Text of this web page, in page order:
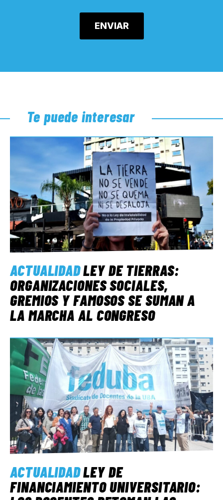
Te puede interesar
ACTUALIDADLEY DE TIERRAS:
ORGANIZACIONES SOCIALES,
GREMIOS Y FAMOSOS SE SUMAN A
LA MARCHA AL CONGRESO
ACTUALIDADLEY DE
FINANCIAMIENTO UNIVERSITARIO: